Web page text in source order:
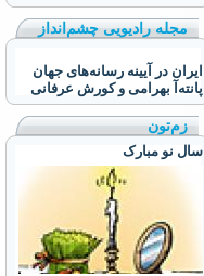
مجله رادیویی چشم‌انداز
ایران در آیینه رسانه‌های جهان
پانته‌آ بهرامی و کورش عرفانی
زم‌تون
سال نو مبارک